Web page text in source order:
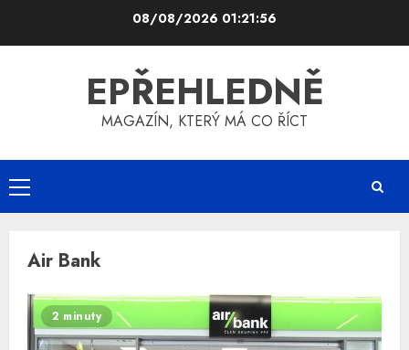
08/08/2026 01:21:57
EPŘEHLEDNĚ
MAGAZÍN, KTERÝ MÁ CO ŘÍCT
Primary
Menu
Air Bank
2 minuty